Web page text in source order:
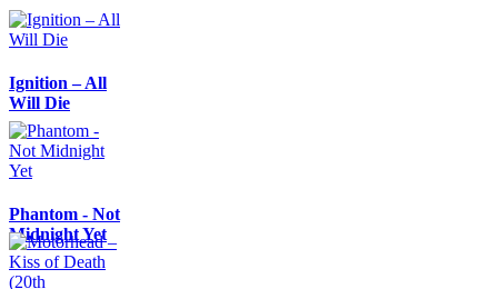
Ignition – All
Will Die
Phantom - Not
Midnight Yet